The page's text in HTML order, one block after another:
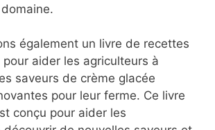
également un livre de recettes
aider les agriculteurs à
saveurs de crème glacée
pour leur ferme. Ce livre
conçu pour aider les